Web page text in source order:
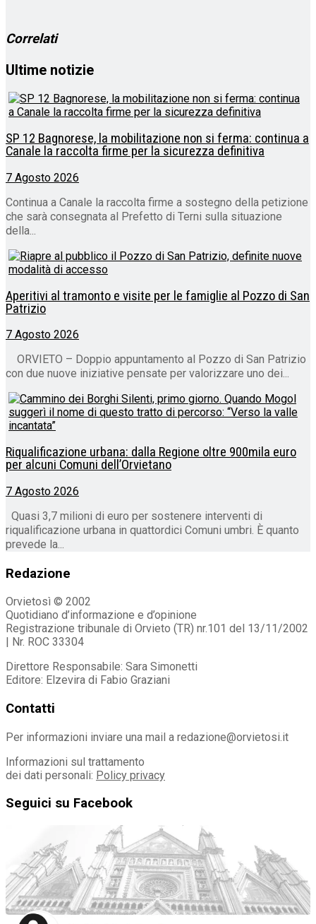
Correlati
Ultime notizie
SP 12 Bagnorese, la mobilitazione non si ferma: continua a
Canale la raccolta firme per la sicurezza definitiva
7 Agosto 2026
Continua a Canale la raccolta firme a sostegno della petizione
che sarà consegnata al Prefetto di Terni sulla situazione
della...
Aperitivi al tramonto e visite per le famiglie al Pozzo di San
Patrizio
7 Agosto 2026
ORVIETO – Doppio appuntamento al Pozzo di San Patrizio
con due nuove iniziative pensate per valorizzare uno dei...
Riqualificazione urbana: dalla Regione oltre 900mila euro
per alcuni Comuni dell’Orvietano
7 Agosto 2026
Quasi 3,7 milioni di euro per sostenere interventi di
riqualificazione urbana in quattordici Comuni umbri. È quanto
prevede la...
Redazione
Orvietosì © 2002
Quotidiano d’informazione e d’opinione
Registrazione tribunale di Orvieto (TR) nr.101 del 13/11/2002
| Nr. ROC 33304
Direttore Responsabile: Sara Simonetti
Editore: Elzevira di Fabio Graziani
Contatti
Per informazioni inviare una mail a redazione@orvietosi.it
Informazioni sul trattamento
dei dati personali: Policy privacy
Seguici su Facebook